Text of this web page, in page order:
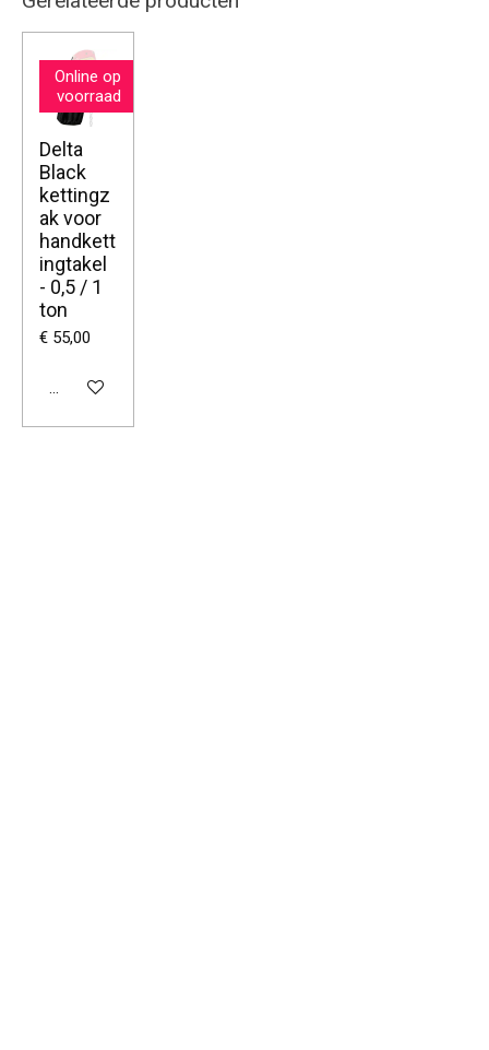
Online op
voorraad
Delta
Black
kettingz
ak voor
handkett
ingtakel
- 0,5 / 1
ton
€ 55,00
Bekijk details